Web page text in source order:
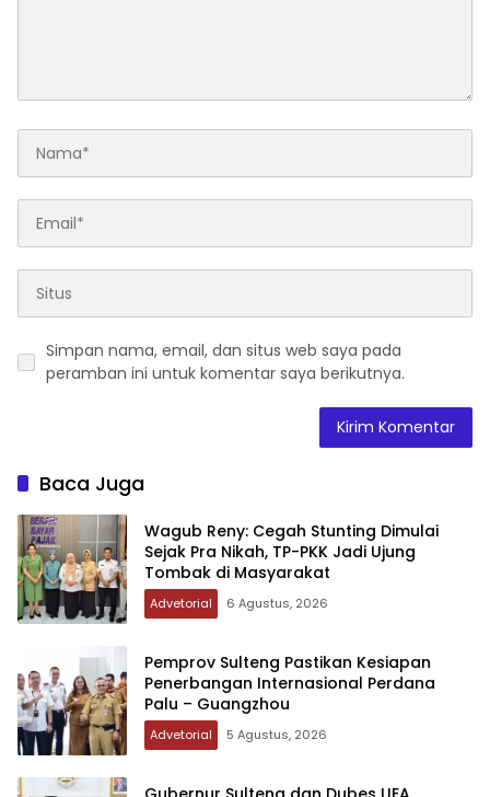
Simpan nama, email, dan situs web saya pada
peramban ini untuk komentar saya berikutnya.
Baca Juga
Wagub Reny: Cegah Stunting Dimulai
Sejak Pra Nikah, TP-PKK Jadi Ujung
Tombak di Masyarakat
Advetorial 6 Agustus, 2026
Pemprov Sulteng Pastikan Kesiapan
Penerbangan Internasional Perdana
Palu – Guangzhou
Advetorial 5 Agustus, 2026